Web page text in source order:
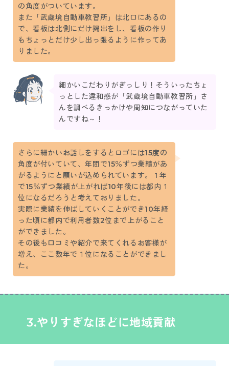
の角度がついています。
また「武蔵境自動車教習所」は北口にあるの
で、看板は北側にだけ掲出をし、看板の作り
もちょっとだけ少し出っ張るように作ってあ
りました。
細かいこだわりがぎっしり！そういったちょ
っとした違和感が「武蔵境自動車教習所」さ
んを調べるきっかけや周知につながっていた
んですね～！
さらに細かいお話しをするとロゴには15度の
角度が付いていて、年間で15％ずつ業績があ
がるようにと願いが込められています。１年
で15％ずつ業績が上がれば10年後には都内１
位になるだろうと考えておりました。
実際に業績を伸ばしていくことができ10年経
った頃に都内で利用者数2位まで上がること
ができました。
その後も口コミや紹介で来てくれるお客様が
増え、ここ数年で１位になることができまし
た。
3.やりすぎなほどに地域貢献